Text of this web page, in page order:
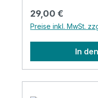
Regulärer Preis:
29,00 €
Preise inkl. MwSt.
In